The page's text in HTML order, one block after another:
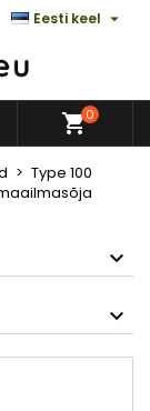
Eesti keel 
0
Type 100